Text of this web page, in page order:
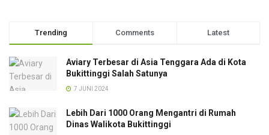
Trending Comments Latest
Aviary Terbesar di Asia Tenggara Ada di Kota
Bukittinggi Salah Satunya
7 JUNI 2024
Lebih Dari 1000 Orang Mengantri di Rumah
Dinas Walikota Bukittinggi